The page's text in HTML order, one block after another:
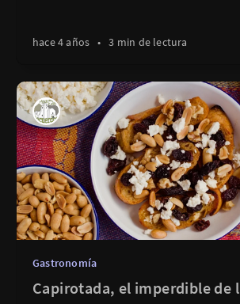
hace 4 años • 3 min de lectura
Gastronomía
Capirotada, el imperdible de